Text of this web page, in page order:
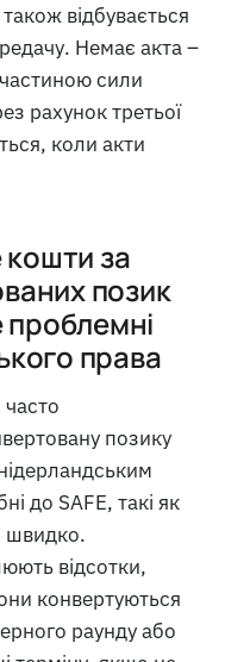
відбувається
Немає акта –
сили
рахунок третьої
коли акти
за
позик
проблемні
права
позику
до SAFE, такі як
швидко.
відсотки,
конвертуються
раунду або